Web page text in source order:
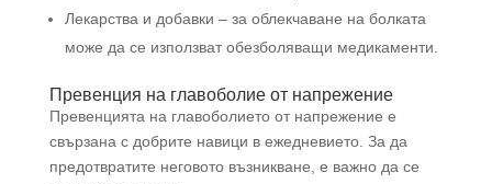
Лекарства и добавки – за облекчаване на болката
може да се използват обезболяващи медикаменти.
Превенция на главоболие от напрежение
Превенцията на главоболието от напрежение е
свързана с добрите навици в ежедневието. За да
предотвратите неговото възникване, е важно да се